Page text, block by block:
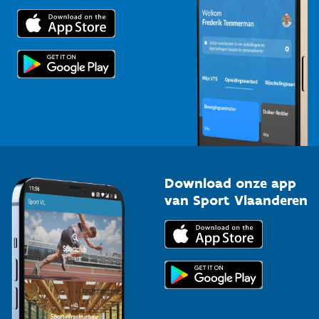
Trainers en begeleiders
Topsporters
Voor de pers
Download onze app
van Sport Vlaanderen